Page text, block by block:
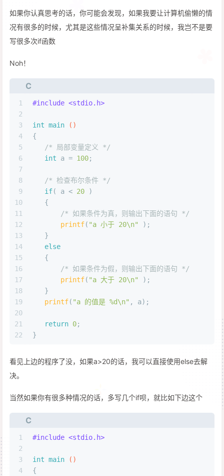
如果你认真思考的话，你可能会发现，如果我要让计算机偷懒的情
况有很多的时候，尤其是这些情况呈补集关系的时候，我岂不是要
写很多次if函数
Noh！
C
1
2
3
4
5
6
7
8
9
10
11
12
13
14
15
16
17
18
19
20
21
22
#include <stdio.h>
int main
()
{
/* 局部变量定义 */
int a = 100;
/* 检查布尔条件 */
if( a < 20 )
   {
/* 如果条件为真，则输出下面的语句 */
printf( "a 小于 20\n"
);
   }
else
   {
/* 如果条件为假，则输出下面的语句 */
printf( "a 大于 20\n"
);
   }
printf( "a 的值是 %d\n" , a);
return 0;
}
看见上边的程序了没，如果a>20的话，我可以直接使用else去解
决。
当然如果你有很多种情况的话，多写几个if呗，就比如下边这个
C
1
2
3
4
#include <stdio.h>
int main
()
{